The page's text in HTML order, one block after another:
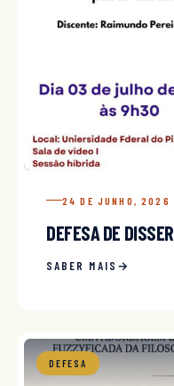
24 DE JUNHO, 2026
DEFESA DE
SABER MAIS
DEFESA